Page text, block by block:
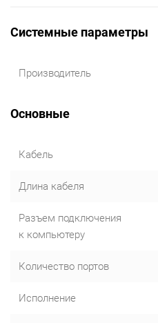
Системные параметры
Производитель
Основные
Кабель
Длина кабеля
Разъем подключения
к компьютеру
Количество портов
Исполнение